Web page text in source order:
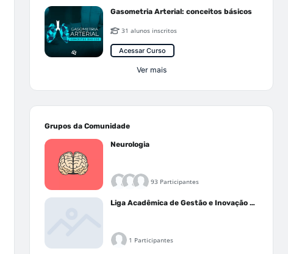
Gasometria Arterial: conceitos básicos
31 alunos inscritos
Acessar Curso
Ver mais
Grupos da Comunidade
Neurologia
93 Participantes
Liga Acadêmica de Gestão e Inovação Médica - LAGIM
1 Participantes